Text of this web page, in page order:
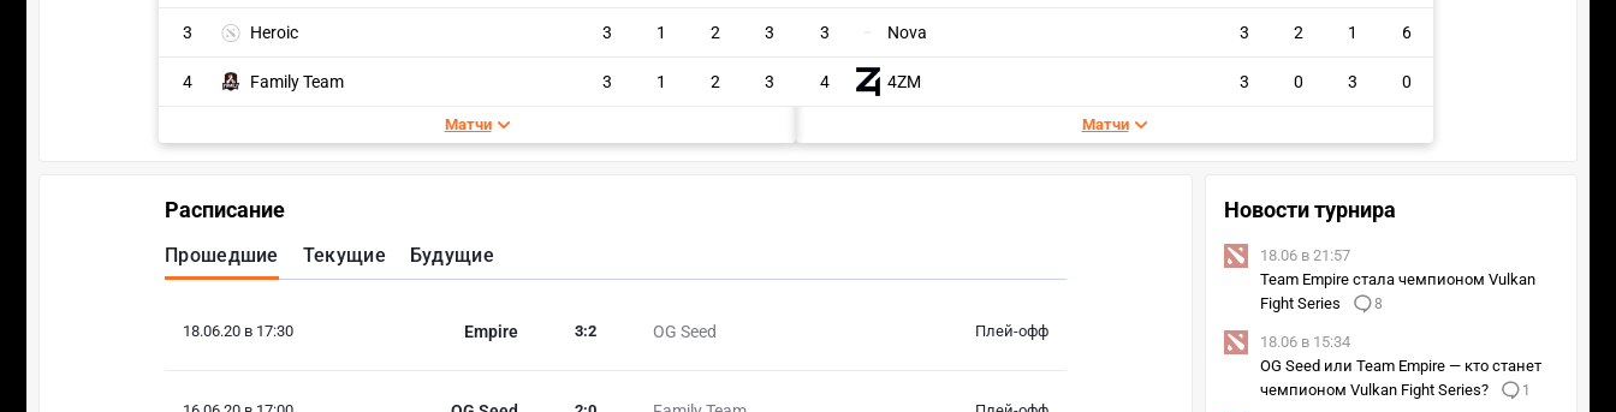
3 Heroic 3 1 2 3
4 Family Team 3 1 2 3
Матчи
3 Nova 3 2 1 6
4 4ZM 3 0 3 0
Матчи
Расписание
Прошедшие Текущие Будущие
18.06.20 в 17:30 Empire OG Seed
3:2 Плей-офф
Новости турнира
18.06 в 21:57
Team Empire стала чемпионом Vulkan
Fight Series
8
18.06 в 15:34
OG Seed или Team Empire — кто станет
чемпионом Vulkan Fight Series?
1